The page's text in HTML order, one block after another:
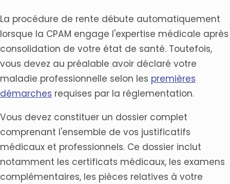
La procédure de rente débute automatiquement
lorsque la CPAM engage l'expertise médicale après
consolidation de votre état de santé. Toutefois,
vous devez au préalable avoir déclaré votre
maladie professionnelle selon les premières
démarches requises par la réglementation.
Vous devez constituer un dossier complet
comprenant l'ensemble de vos justificatifs
médicaux et professionnels. Ce dossier inclut
notamment les certificats médicaux, les examens
complémentaires, les pièces relatives à votre